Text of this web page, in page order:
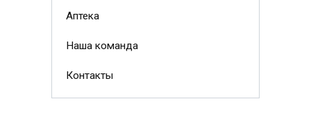
Аптека
Наша команда
Контакты